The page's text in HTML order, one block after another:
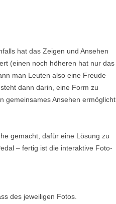
hat das Zeigen und Ansehen
(einen noch höheren hat nur das
man Leuten also eine Freude
dann darin, eine Form zu
gemeinsames Ansehen ermöglicht,
gemacht, dafür eine Lösung zu
– fertig ist die interaktive Foto-
des jeweiligen Fotos.